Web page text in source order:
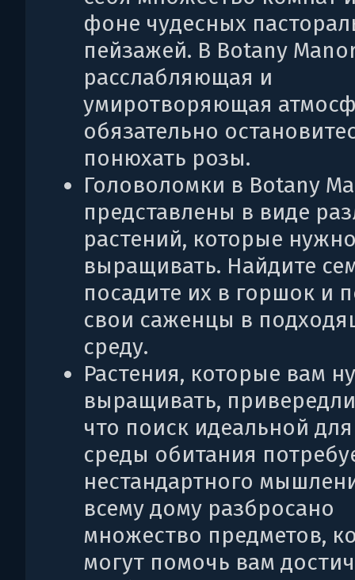
фоне чудесных
пейзажей. В Botany
расслабляющая и
умиротворяющая
обязательно
понюхать розы.
Головоломки в Botany
представлены в виде
растений, которые
выращивать. Найдите
посадите их в горшок и
свои саженцы в
среду.
Растения, которые вам
выращивать,
что поиск идеальной
среды обитания
нестандартного
всему дому разбросано
множество предметов,
могут помочь вам